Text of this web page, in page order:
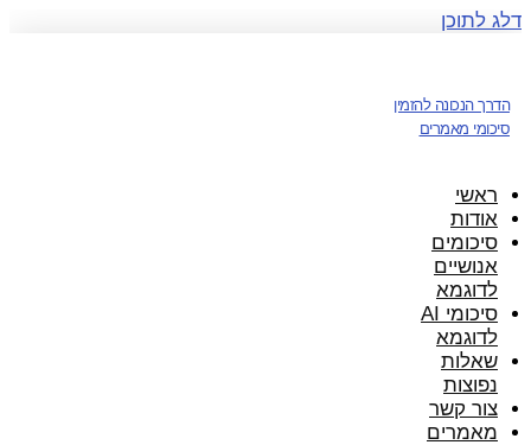
דלג לתוכן
הדרך הנכונה להזמין
סיכומי מאמרים
ראשי
אודות
סיכומים
אנושיים
לדוגמא
סיכומי AI
לדוגמא
שאלות
נפוצות
צור קשר
מאמרים